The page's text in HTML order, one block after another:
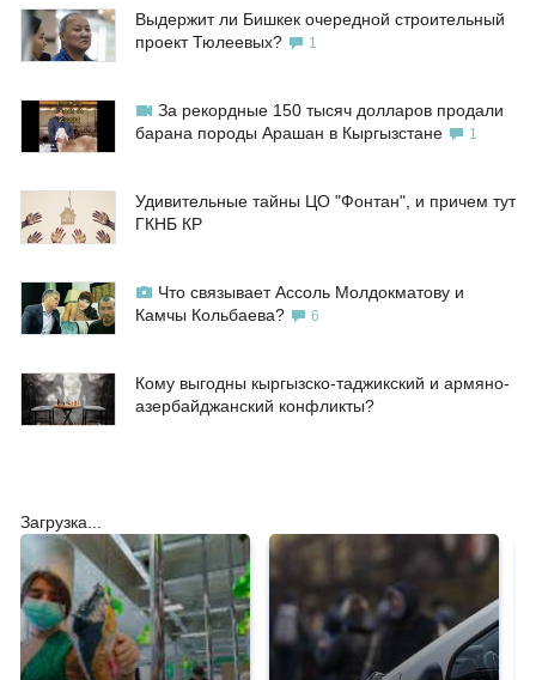
Выдержит ли Бишкек очередной строительный
проект Тюлеевых?
1
За рекордные 150 тысяч долларов продали
барана породы Арашан в Кыргызстане
1
Удивительные тайны ЦО "Фонтан", и причем тут
ГКНБ КР
Что связывает Ассоль Молдокматову и
Камчы Кольбаева?
6
Кому выгодны кыргызско-таджикский и армяно-
азербайджанский конфликты?
Загрузка...